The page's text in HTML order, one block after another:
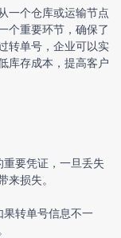
一个仓库或运输节点
个重要环节，确保了
转单号，企业可以实
库存成本，提高客户
重要凭证，一旦丢失
损失。
果转单号信息不一